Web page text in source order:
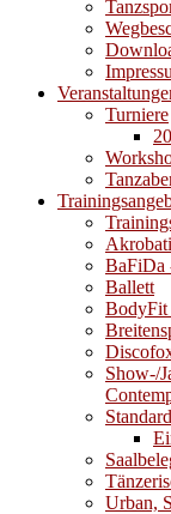
Turniere
BaFiDa
Ballett
BodyFit
Show-/
Urban,